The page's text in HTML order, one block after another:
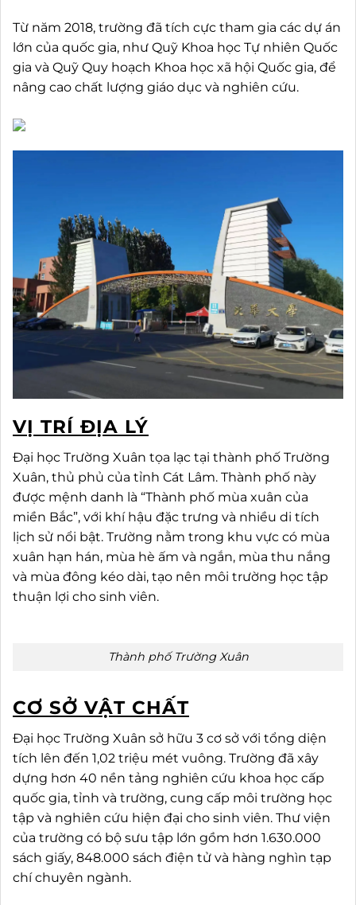
Từ năm 2018, trường đã tích cực tham gia các dự án
lớn của quốc gia, như Quỹ Khoa học Tự nhiên Quốc
gia và Quỹ Quy hoạch Khoa học xã hội Quốc gia, để
nâng cao chất lượng giáo dục và nghiên cứu.
VỊ TRÍ ĐỊA LÝ
Đại học Trường Xuân tọa lạc tại thành phố Trường
Xuân, thủ phủ của tỉnh Cát Lâm. Thành phố này
được mệnh danh là “Thành phố mùa xuân của
miền Bắc”, với khí hậu đặc trưng và nhiều di tích
lịch sử nổi bật. Trường nằm trong khu vực có mùa
xuân hạn hán, mùa hè ấm và ngắn, mùa thu nắng
và mùa đông kéo dài, tạo nên môi trường học tập
thuận lợi cho sinh viên.
Thành phố Trường Xuân
CƠ SỞ VẬT CHẤT
Đại học Trường Xuân sở hữu 3 cơ sở với tổng diện
tích lên đến 1,02 triệu mét vuông. Trường đã xây
dựng hơn 40 nền tảng nghiên cứu khoa học cấp
quốc gia, tỉnh và trường, cung cấp môi trường học
tập và nghiên cứu hiện đại cho sinh viên. Thư viện
của trường có bộ sưu tập lớn gồm hơn 1.630.000
sách giấy, 848.000 sách điện tử và hàng nghìn tạp
chí chuyên ngành.